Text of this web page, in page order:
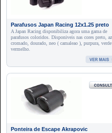
Parafusos Japan Racing 12x1.25 preto
A Japan Racing disponibiliza agora uma gama de
parafusos coloridos. Disponiveis nas cores preto,
cromado, dourado, neo ( camaleao ), purpura,
vermelho.
Ponteira de Escape Akrapovic